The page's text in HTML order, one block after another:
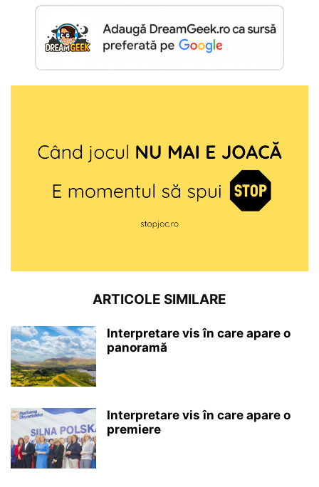
ARTICOLE SIMILARE
Interpretare vis în care apare o
panoramă
Interpretare vis în care apare o
premiere